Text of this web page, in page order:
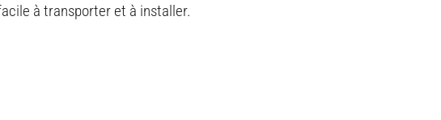
à transporter et à installer.